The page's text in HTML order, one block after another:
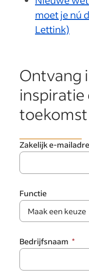
moet je nú
Lettink)
Ontvang
inspiratie
Zakelijk e-
Functie
Bedrijfsnaam